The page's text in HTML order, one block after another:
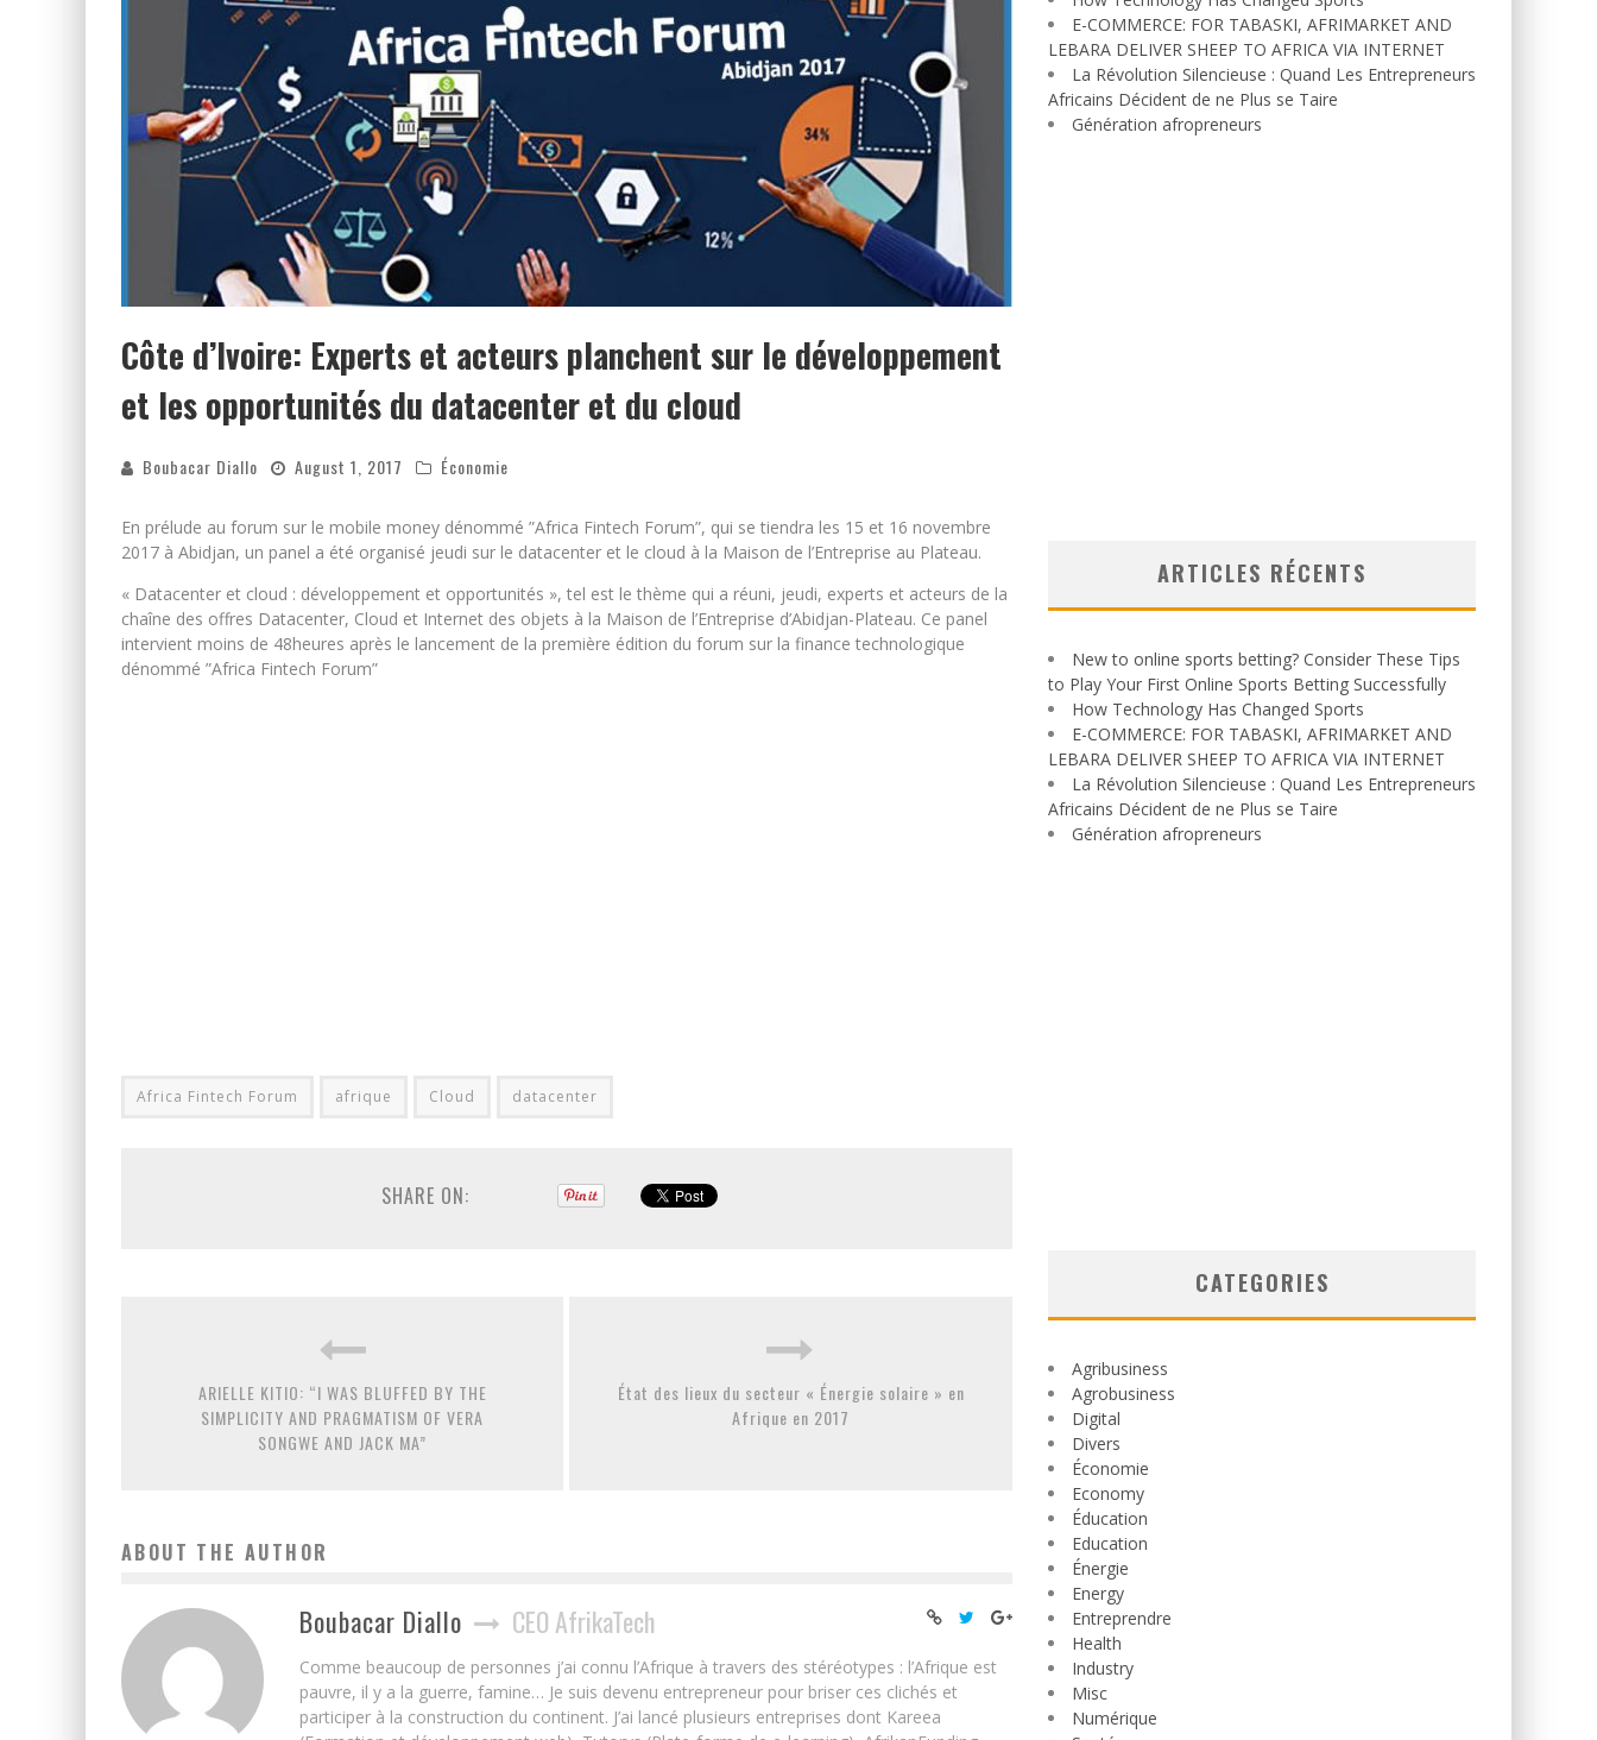
Côte d’Ivoire: Experts et acteurs planchent sur le développement
et les opportunités du datacenter et du cloud
Boubacar Diallo August 1, 2017 Économie
En prélude au forum sur le mobile money dénommé ”Africa Fintech Forum”, qui se tiendra les 15 et 16 novembre
2017 à Abidjan, un panel a été organisé jeudi sur le datacenter et le cloud à la Maison de l’Entreprise au Plateau.
« Datacenter et cloud : développement et opportunités », tel est le thème qui a réuni, jeudi, experts et acteurs de la
chaîne des offres Datacenter, Cloud et Internet des objets à la Maison de l’Entreprise d’Abidjan-Plateau. Ce panel
intervient moins de 48heures après le lancement de la première édition du forum sur la finance technologique
dénommé ”Africa Fintech Forum”
Africa Fintech Forum afrique Cloud datacenter
SHARE ON:
ARIELLE KITIO: “I WAS BLUFFED BY THE
SIMPLICITY AND PRAGMATISM OF VERA
SONGWE AND JACK MA”
État des lieux du secteur « Énergie solaire » en
Afrique en 2017
ABOUT THE AUTHOR
Boubacar Diallo CEO AfrikaTech
Comme beaucoup de personnes j’ai connu l’Afrique à travers des stéréotypes : l’Afrique est
pauvre, il y a la guerre, famine… Je suis devenu entrepreneur pour briser ces clichés et
participer à la construction du continent. J’ai lancé plusieurs entreprises dont Kareea
E-COMMERCE: FOR TABASKI, AFRIMARKET AND
LEBARA DELIVER SHEEP TO AFRICA VIA INTERNET
La Révolution Silencieuse : Quand Les Entrepreneurs
Africains Décident de ne Plus se Taire
Génération afropreneurs
ARTICLES RÉCENTS
New to online sports betting? Consider These Tips
to Play Your First Online Sports Betting Successfully
How Technology Has Changed Sports
E-COMMERCE: FOR TABASKI, AFRIMARKET AND
LEBARA DELIVER SHEEP TO AFRICA VIA INTERNET
La Révolution Silencieuse : Quand Les Entrepreneurs
Africains Décident de ne Plus se Taire
Génération afropreneurs
CATEGORIES
Agribusiness
Agrobusiness
Digital
Divers
Économie
Economy
Éducation
Education
Énergie
Energy
Entreprendre
Health
Industry
Misc
Numérique